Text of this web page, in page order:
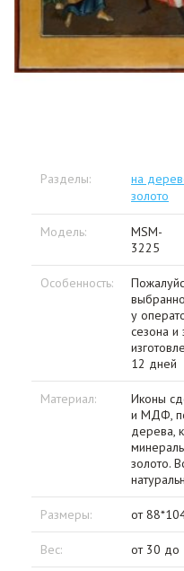
Разделы: на
золото
Модель:
MSM-
3225
Особенность:
у
сезона и
12 дней
Материал:
Иконы
и МДФ,
дерева,
золото.
Размеры: от
Вес: от 30 до